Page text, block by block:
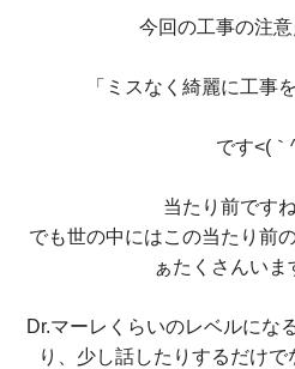
今回の工事の注意
「ミスなく綺麗に工事
です<(｀
当たり前です
でも世の中にはこの当たり前
ぁたくさんいま
Dr.マーレくらいのレベルにな
り、少し話したりするだけ